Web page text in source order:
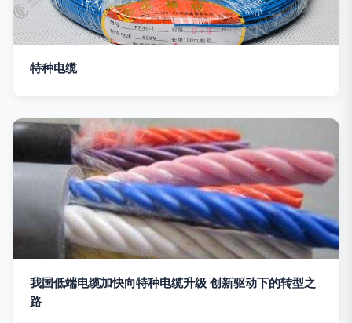
特种电缆
我国低端电缆加快向特种电缆升级 创新驱动下的转型之
路